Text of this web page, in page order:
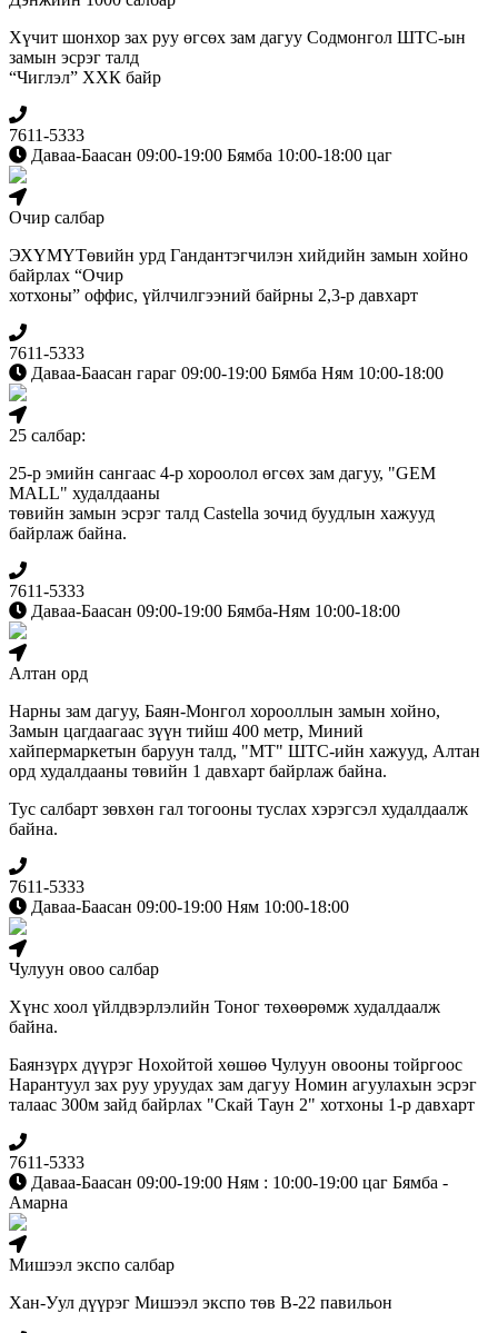
Хүчит шонхор зах руу өгсөх зам дагуу Содмонгол ШТС-ын
замын эсрэг талд
“Чиглэл” ХХК байр
7611-5333
Даваа-Баасан 09:00-19:00 Бямба 10:00-18:00 цаг
Очир салбар
ЭХҮМҮТөвийн урд Гандантэгчилэн хийдийн замын хойно
байрлах “Очир
хотхоны” оффис, үйлчилгээний байрны 2,3-р давхарт
7611-5333
Даваа-Баасан гараг 09:00-19:00 Бямба Ням 10:00-18:00
25 салбар:
25-р эмийн сангаас 4-р хороолол өгсөх зам дагуу, "GEM
MALL" худалдааны
төвийн замын эсрэг талд Сastella зочид буудлын хажууд
байрлаж байна.
7611-5333
Даваа-Баасан 09:00-19:00 Бямба-Ням 10:00-18:00
Алтан орд
Нарны зам дагуу, Баян-Монгол хорооллын замын хойно,
Замын цагдаагаас зүүн тийш 400 метр, Миний
хайпермаркетын баруун талд, "МТ" ШТС-ийн хажууд, Алтан
орд худалдааны төвийн 1 давхарт байрлаж байна.
Тус салбарт зөвхөн гал тогооны туслах хэрэгсэл худалдаалж
байна.
7611-5333
Даваа-Баасан 09:00-19:00 Ням 10:00-18:00
Чулуун овоо салбар
Хүнс хоол үйлдвэрлэлийн Тоног төхөөрөмж худалдаалж
байна.
Баянзүрх дүүрэг Нохойтой хөшөө Чулуун овооны тойргоос
Нарантуул зах руу уруудах зам дагуу Номин агуулахын эсрэг
талаас 300м зайд байрлах "Скай Таун 2" хотхоны 1-р давхарт
7611-5333
Даваа-Баасан 09:00-19:00 Ням : 10:00-19:00 цаг Бямба -
Амарна
Мишээл экспо салбар
Хан-Уул дүүрэг Мишээл экспо төв B-22 павильон